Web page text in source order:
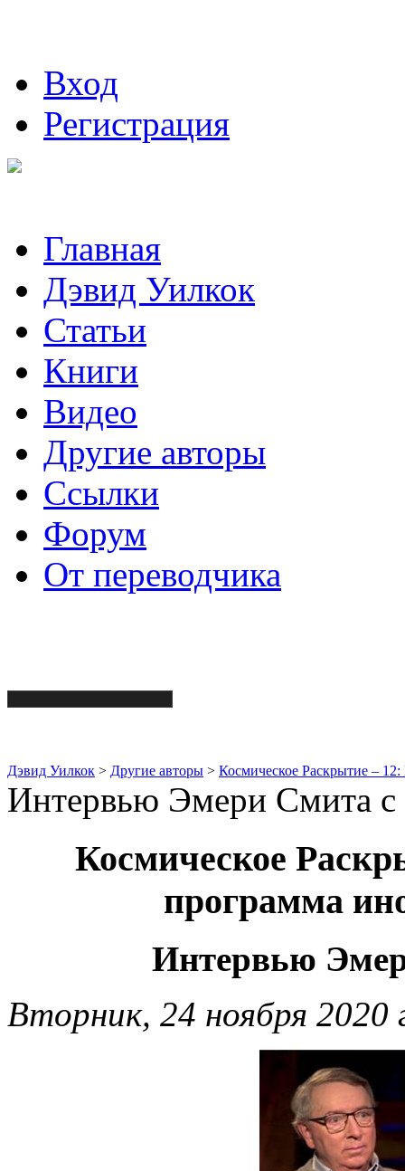
Вход
Регистрация
Главная
Дэвид Уилкок
Статьи
Книги
Видео
Другие авторы
Ссылки
Форум
От переводчика
Дэвид Уилкок > Другие авторы > Космическое Раскрытие –
Интервью Эмери Смита с
Космическое
программа
Интервью
Вторник, 24 ноября 2020